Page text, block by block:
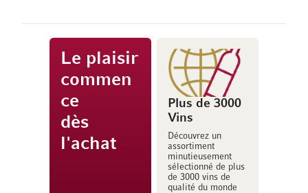
Le plaisir
commen
ce
dès
l'achat
Plus de 3000
Vins
Découvrez un
assortiment
minutieusement
sélectionné de plus
de 3000 vins de
qualité du monde